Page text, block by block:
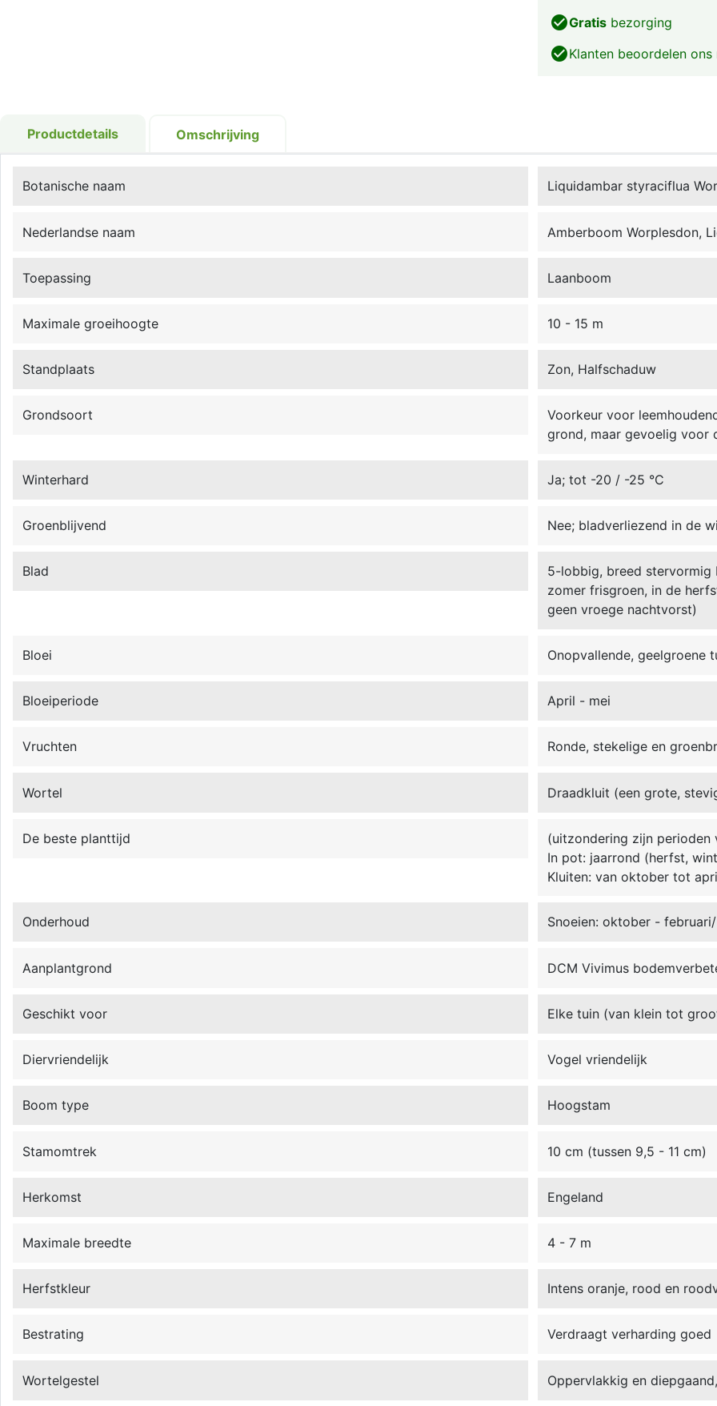
check_circleGratisbezorging
check_circleKlanten beoordelen ons
Productdetails Omschrijving
Botanische naam Liquidambar styraciflua
Nederlandse naam Amberboom Worplesdon,
Toepassing Laanboom
Maximale groeihoogte 10 - 15 m
Standplaats Zon, Halfschaduw
Grondsoort
Voorkeur voor
grond, maar gevoelig voor
Winterhard Ja; tot -20 / -25 °C
Groenblijvend Nee; bladverliezend in de
Blad
5-lobbig, breed stervormig
zomer frisgroen, in de
geen vroege nachtvorst)
Bloei Onopvallende, geelgroene
Bloeiperiode April - mei
Vruchten Ronde, stekelige en
Wortel Draadkluit (een grote,
De beste planttijd
(uitzondering zijn perioden
In pot: jaarrond (herfst,
Kluiten: van oktober tot
Onderhoud Snoeien: oktober -
Aanplantgrond DCM Vivimus
Geschikt voor Elke tuin (van klein tot
Diervriendelijk Vogel vriendelijk
Boom type Hoogstam
Stamomtrek 10 cm (tussen 9,5 - 11 cm)
Herkomst Engeland
Maximale breedte 4 - 7 m
Herfstkleur Intens oranje, rood en
Bestrating Verdraagt verharding goed
Wortelgestel Oppervlakkig en